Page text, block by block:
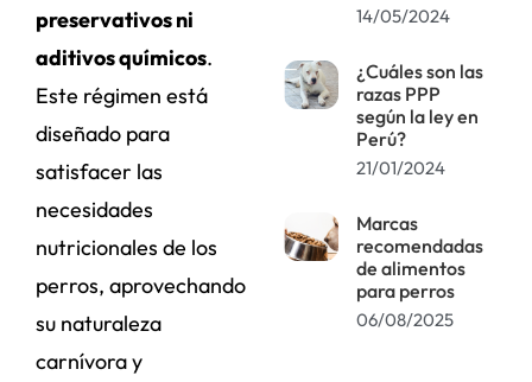
preservativos ni
aditivos químicos.
Este régimen está
diseñado para
satisfacer las
necesidades
nutricionales de los
perros, aprovechando
su naturaleza
carnívora y
14/05/2024
¿Cuáles son las
razas PPP
según la ley en
Perú?
21/01/2024
Marcas
recomendadas
de alimentos
para perros
06/08/2025